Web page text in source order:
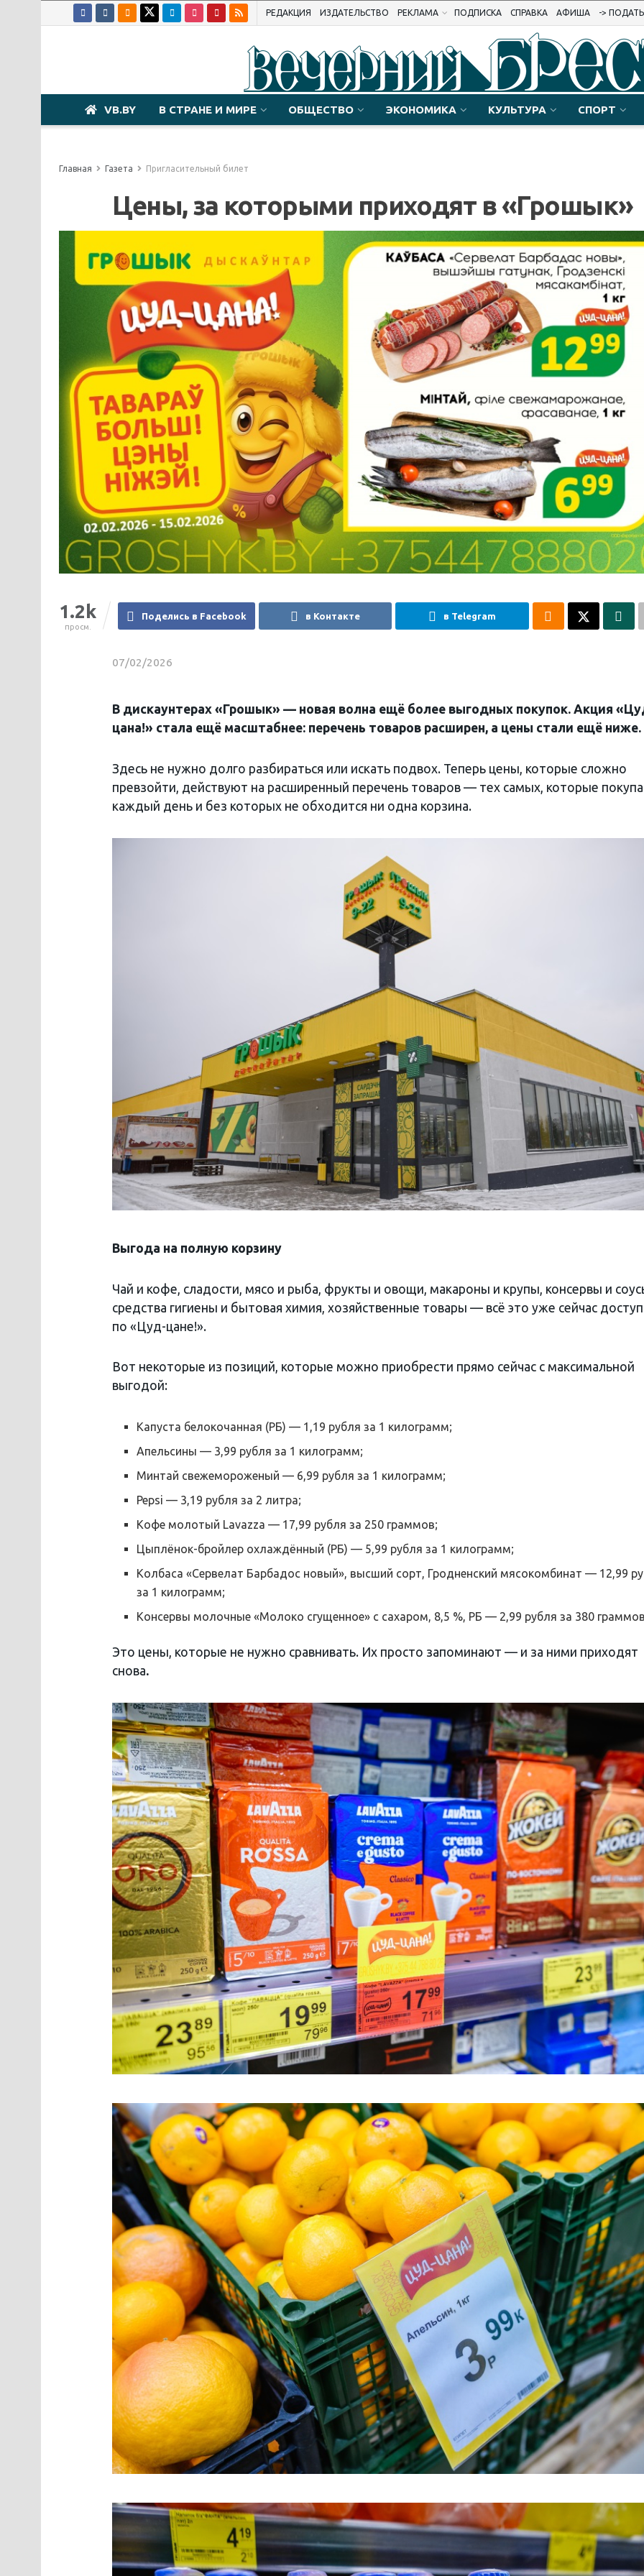
РЕДАКЦИЯ ИЗДАТЕЛЬСТВО РЕКЛАМА ПОДПИСКА СПРАВКА АФИША ->
VB.BY В СТРАНЕ И МИРЕ ОБЩЕСТВО ЭКОНОМИКА КУЛЬТУРА СПОРТ
Главная Газета Пригласительный билет
Цены, за которыми приходят в «Грошык»
1.2k
просм.
Поделись в Facebook в Контакте в Telegram
07/02/2026
В дискаунтерах «Грошык» — новая волна ещё более выгодных покупок. Акция
цана!» стала ещё масштабнее: перечень товаров расширен, а цены стали ещё ниже.
Здесь не нужно долго разбираться или искать подвох. Теперь цены, которые сложно
превзойти, действуют на расширенный перечень товаров — тех самых, которые
каждый день и без которых не обходится ни одна корзина.
Выгода на полную корзину
Чай и кофе, сладости, мясо и рыба, фрукты и овощи, макароны и крупы, консервы и
средства гигиены и бытовая химия, хозяйственные товары — всё это уже сейчас
по «Цуд-цане!».
Вот некоторые из позиций, которые можно приобрести прямо сейчас с максимальной
выгодой:
Капуста белокочанная (РБ) — 1,19 рубля за 1 килограмм;
Апельсины — 3,99 рубля за 1 килограмм;
Минтай свежемороженый — 6,99 рубля за 1 килограмм;
Pepsi — 3,19 рубля за 2 литра;
Кофе молотый Lavazza — 17,99 рубля за 250 граммов;
Цыплёнок-бройлер охлаждённый (РБ) — 5,99 рубля за 1 килограмм;
Колбаса «Сервелат Барбадос новый», высший сорт, Гродненский мясокомбинат — 12,99
за 1 килограмм;
Консервы молочные «Молоко сгущенное» с сахаром, 8,5 %, РБ — 2,99 рубля за 380
Это цены, которые не нужно сравнивать. Их просто запоминают — и за ними приходят
снова.